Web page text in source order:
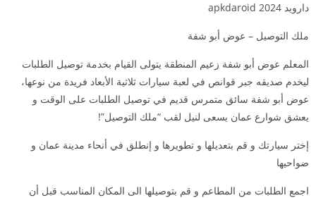
دارويد 2024 apkdaroid
ملك التوصيل – عوض أبو شفة
المعلم عوض أبو شفة زعيم المنطقة يتولى القيام بخدمة توصيل الطلبات
ليخدم صديقه جبر قوانص في لعبة سيارات ثلاثية الأبعاد فريدة من نوعها،
عوض أبو شفة سائق متمرس قديم في توصيل الطلبات على الوقت و
يعشق شوارع عمان يسعى لنيل لقب “ملك التوصيل”!
إختر سيارتك و قم بتعديلها و تطويرها و إنطلق في أنحاء مدينة عمان و
ضواحيها
اجمع الطلبات من المطاعم و قم بتوصيلها الى المكان المناسب قبل أن